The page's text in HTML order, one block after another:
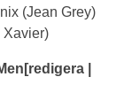
(Jean Grey)
Xavier)
[redigera |